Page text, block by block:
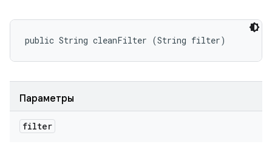
public String cleanFilter (String filter)
Параметры
filter